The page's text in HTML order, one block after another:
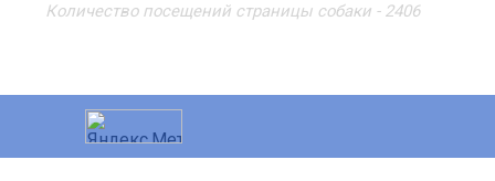
Количество посещений страницы собаки - 2406